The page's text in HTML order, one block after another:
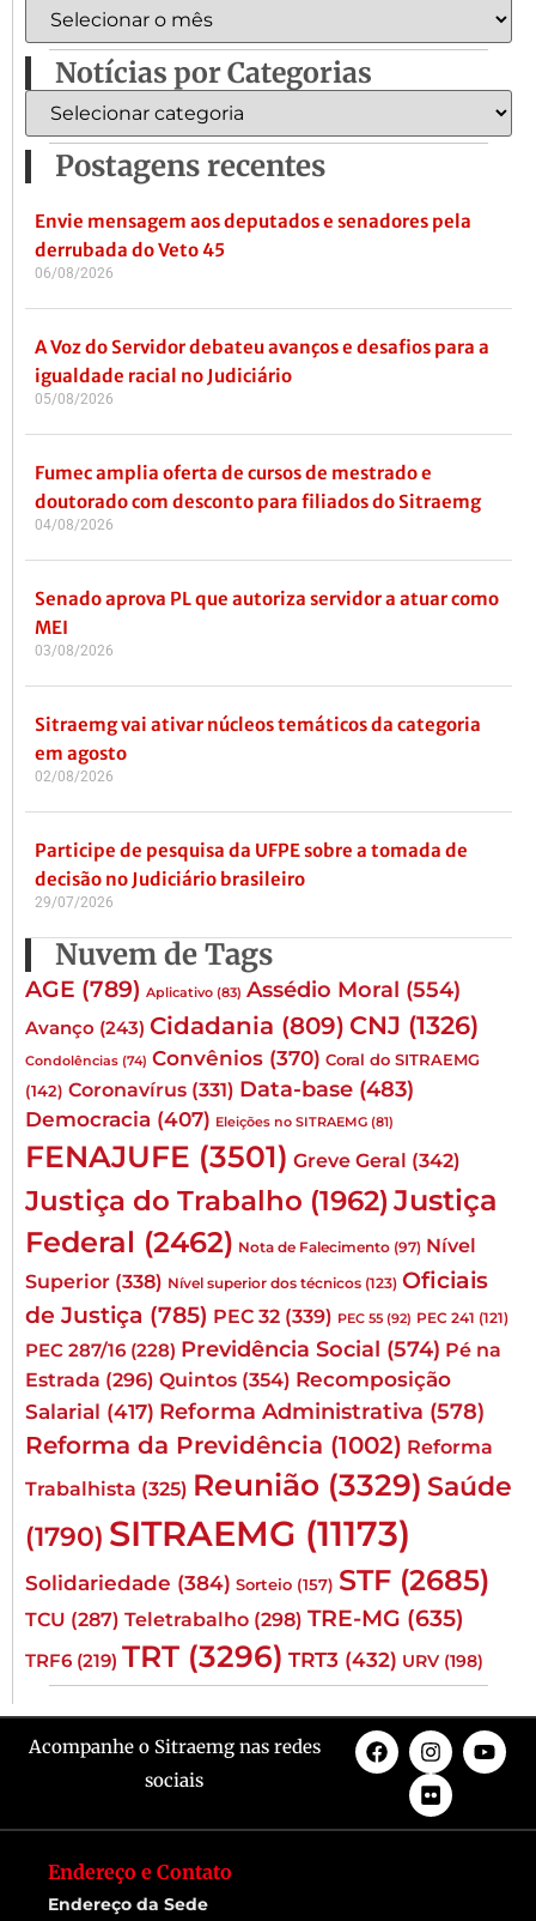
Notícias por Categorias
Postagens recentes
Envie mensagem aos deputados e senadores pela
derrubada do Veto 45
06/08/2026
A Voz do Servidor debateu avanços e desafios para a
igualdade racial no Judiciário
05/08/2026
Fumec amplia oferta de cursos de mestrado e
doutorado com desconto para filiados do Sitraemg
04/08/2026
Senado aprova PL que autoriza servidor a atuar como
MEI
03/08/2026
Sitraemg vai ativar núcleos temáticos da categoria
em agosto
02/08/2026
Participe de pesquisa da UFPE sobre a tomada de
decisão no Judiciário brasileiro
29/07/2026
Nuvem de Tags
AGE (789) Aplicativo (83) Assédio Moral (554)
Avanço (243) Cidadania (809) CNJ (1326)
Condolências (74) Convênios (370) Coral do SITRAEMG
(142) Coronavírus (331) Data-base (483)
Democracia (407) Eleições no SITRAEMG (81)
FENAJUFE (3501) Greve Geral (342)
Justiça do Trabalho (1962) Justiça
Federal (2462) Nota de Falecimento (97) Nível
Superior (338) Nível superior dos técnicos (123) Oficiais
de Justiça (785) PEC 32 (339) PEC 55 (92) PEC 241 (121)
PEC 287/16 (228) Previdência Social (574) Pé na
Estrada (296) Quintos (354) Recomposição
Salarial (417) Reforma Administrativa (578)
Reforma da Previdência (1002) Reforma
Trabalhista (325) Reunião (3329) Saúde
(1790) SITRAEMG (11173)
Solidariedade (384) Sorteio (157) STF (2685)
TCU (287) Teletrabalho (298) TRE-MG (635)
TRF6 (219) TRT (3296) TRT3 (432) URV (198)
Acompanhe o Sitraemg nas redes
sociais
Endereço e Contato
Endereço da Sede